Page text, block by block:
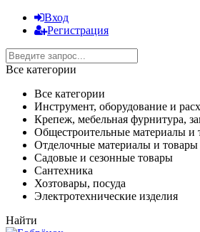
Вход
Регистрация
Все категории
Все категории
Инструмент, оборудование и
Крепеж, мебельная фурнитура,
Общестроительные материалы и
Отделочные материалы и товары
Садовые и сезонные товары
Сантехника
Хозтовары, посуда
Электротехнические изделия
Найти